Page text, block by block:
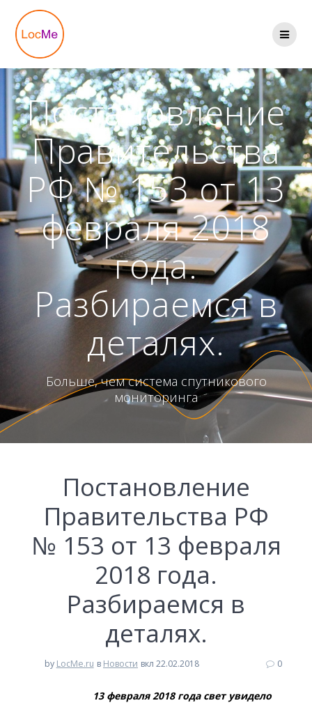
Постановление
Правительства
РФ № 153 от 13
февраля 2018
года.
Разбираемся в
деталях.
Больше, чем система спутникового
мониторинга
Постановление
Правительства РФ
№ 153 от 13 февраля
2018 года.
Разбираемся в
деталях.
by LocMe.ru в Новости вкл 22.02.2018 0
13 февраля 2018 года свет увидело